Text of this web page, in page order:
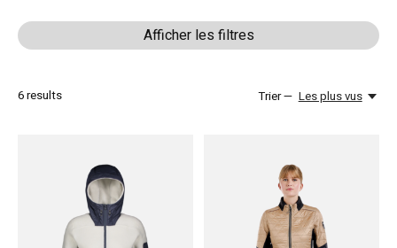
Afficher les filtres
6results Trier — Les plus vus